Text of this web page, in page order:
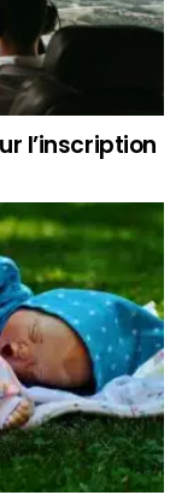
l’inscription